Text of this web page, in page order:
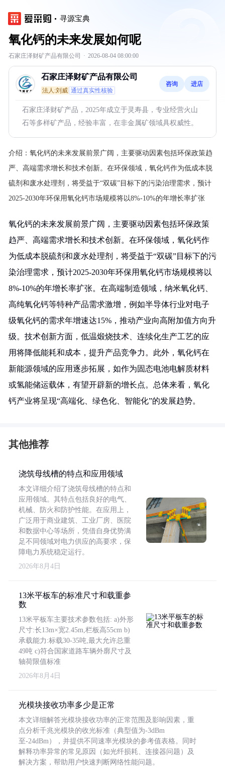
寻源宝典
氧化钙的未来发展如何呢
石家庄泽财矿产品有限公司 · 2026-08-04 08:00:00
石家庄泽财矿产品有限公司
法人:刘威 通过真实性核验
咨询 进店
石家庄泽财矿产品，2025年成立于灵寿县，专业经营火山
石等多样矿产品，经验丰富，在非金属矿领域具权威性。
介绍： 氧化钙的未来发展前景广阔，主要驱动因素包括环保政策趋
严、高端需求增长和技术创新。在环保领域，氧化钙作为低成本脱
硫剂和废水处理剂，将受益于“双碳”目标下的污染治理需求，预计
2025-2030年环保用氧化钙市场规模将以8%-10%的年增长率扩张
氧化钙的未来发展前景广阔，主要驱动因素包括环保政策
趋严、高端需求增长和技术创新。在环保领域，氧化钙作
为低成本脱硫剂和废水处理剂，将受益于“双碳”目标下的污
染治理需求，预计2025-2030年环保用氧化钙市场规模将以
8%-10%的年增长率扩张。在高端制造领域，纳米氧化钙、
高纯氧化钙等特种产品需求激增，例如半导体行业对电子
级氧化钙的需求年增速达15%，推动产业向高附加值方向升
级。技术创新方面，低温煅烧技术、连续化生产工艺的应
用将降低能耗和成本，提升产品竞争力。此外，氧化钙在
新能源领域的应用逐步拓展，如作为固态电池电解质材料
或氢能储运载体，有望开辟新的增长点。总体来看，氧化
钙产业将呈现“高端化、绿色化、智能化”的发展趋势。
其他推荐
浇筑母线槽的特点和应用领域
本文详细介绍了浇筑母线槽的特点和
应用领域。其特点包括良好的电气、
机械、防火和防护性能。在应用上，
广泛用于商业建筑、工业厂房、医院
和数据中心等场所，凭借自身优势满
足不同领域对电力供应的高要求，保
障电力系统稳定运行。
2026年8月4日
13米平板车的标准尺寸和载重参
数
13米平板车主要技术参数包括: a)外形
尺寸:长13m×宽2.45m,栏板高55cm b)
承载能力:标载30-35吨,最大允许总重
49吨 c)符合国家道路车辆外廓尺寸及
轴荷限值标准
2026年8月4日
光模块接收功率多少是正常
本文详细解答光模块接收功率的正常范围及影响因素，重
点分析千兆光模块的收光标准（典型值为-3dBm
至-24dBm），并提供不同速率光模块的参考值表格。同时
解释功率异常的常见原因（如光纤损耗、连接器问题）及
解决方案，帮助用户快速判断网络性能问题。